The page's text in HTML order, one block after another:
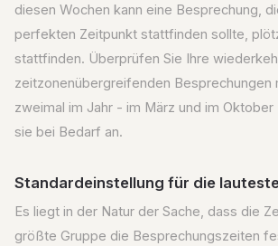
diesen Wochen kann eine Besprechung,
perfekten Zeitpunkt stattfinden sollte,
stattfinden. Überprüfen Sie Ihre
zeitzonenübergreifenden Besprechungen
zweimal im Jahr - im März und im Oktober
sie bei Bedarf an.
Standardeinstellung für die
Es liegt in der Natur der Sache, dass die
größte Gruppe die Besprechungszeiten